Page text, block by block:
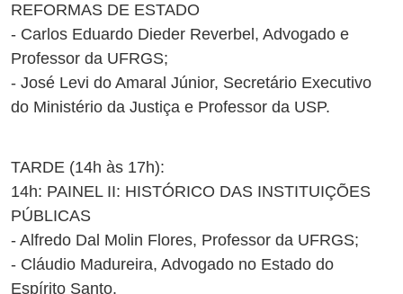
REFORMAS DE ESTADO
- Carlos Eduardo Dieder Reverbel, Advogado e
Professor da UFRGS;
- José Levi do Amaral Júnior, Secretário Executivo
do Ministério da Justiça e Professor da USP.
TARDE (14h às 17h):
14h: PAINEL II: HISTÓRICO DAS INSTITUIÇÕES
PÚBLICAS
- Alfredo Dal Molin Flores, Professor da UFRGS;
- Cláudio Madureira, Advogado no Estado do
Espírito Santo.